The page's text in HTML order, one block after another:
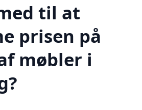
til at
prisen på
møbler i